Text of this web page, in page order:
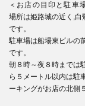
＜お店の目印と駐車
場所は姫路城の近く,
です。
駐車場は船場東ビルの
です。
朝８時～夜８時までは
ら５メートル以内は駐
ーキングがお店の北側